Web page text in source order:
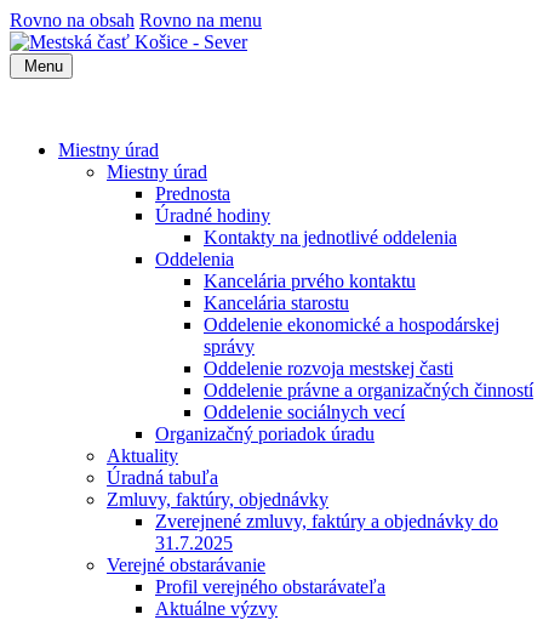
Rovno na obsah Rovno na menu
Menu
Miestny úrad
Miestny úrad
Prednosta
Úradné hodiny
Kontakty na jednotlivé oddelenia
Oddelenia
Kancelária prvého kontaktu
Kancelária starostu
Oddelenie ekonomické a hospodárskej
správy
Oddelenie rozvoja mestskej časti
Oddelenie právne a organizačných činností
Oddelenie sociálnych vecí
Organizačný poriadok úradu
Aktuality
Úradná tabuľa
Zmluvy, faktúry, objednávky
Zverejnené zmluvy, faktúry a objednávky do
31.7.2025
Verejné obstarávanie
Profil verejného obstarávateľa
Aktuálne výzvy